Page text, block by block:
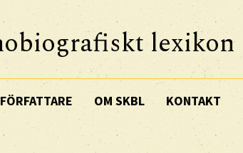
lexikon
OM SKBL KONTAKT